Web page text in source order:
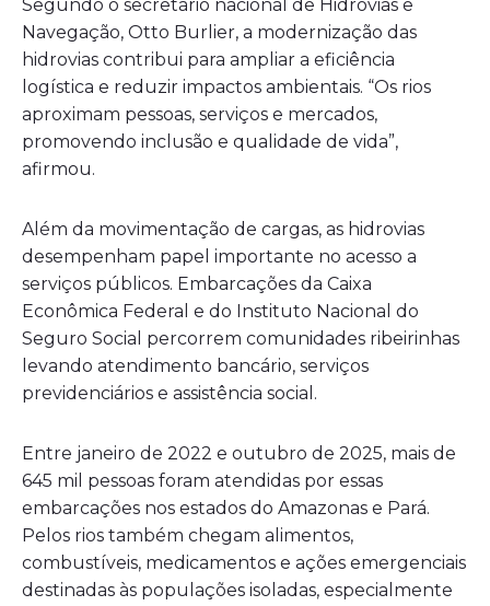
Segundo o secretário nacional de Hidrovias e
Navegação, Otto Burlier, a modernização das
hidrovias contribui para ampliar a eficiência
logística e reduzir impactos ambientais. “Os rios
aproximam pessoas, serviços e mercados,
promovendo inclusão e qualidade de vida”,
afirmou.
Além da movimentação de cargas, as hidrovias
desempenham papel importante no acesso a
serviços públicos. Embarcações da Caixa
Econômica Federal e do Instituto Nacional do
Seguro Social percorrem comunidades ribeirinhas
levando atendimento bancário, serviços
previdenciários e assistência social.
Entre janeiro de 2022 e outubro de 2025, mais de
645 mil pessoas foram atendidas por essas
embarcações nos estados do Amazonas e Pará.
Pelos rios também chegam alimentos,
combustíveis, medicamentos e ações emergenciais
destinadas às populações isoladas, especialmente